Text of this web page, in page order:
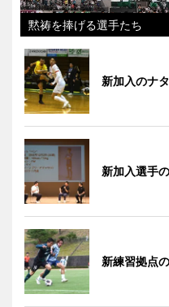
黙祷を捧げる選手たち
新加入のナ
新加入選手
新練習拠点